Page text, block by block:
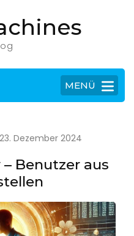
MENÜ
23. Dezember 2024
Benutzer aus